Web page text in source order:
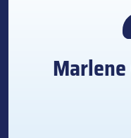
Marlene